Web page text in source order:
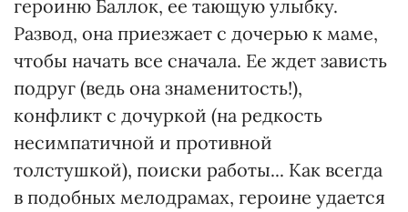
героиню Баллок, ее тающую улыбку.
Развод, она приезжает с дочерью к маме,
чтобы начать все сначала. Ее ждет зависть
подруг (ведь она знаменитость!),
конфликт с дочуркой (на редкость
несимпатичной и противной
толстушкой), поиски работы... Как всегда
в подобных мелодрамах, героине удается